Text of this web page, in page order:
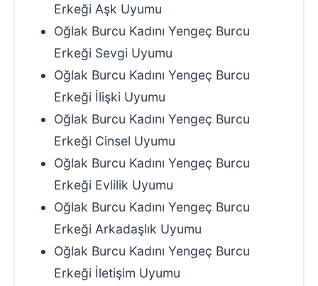
Erkeği Aşk Uyumu
Oğlak Burcu Kadını Yengeç Burcu
Erkeği Sevgi Uyumu
Oğlak Burcu Kadını Yengeç Burcu
Erkeği İlişki Uyumu
Oğlak Burcu Kadını Yengeç Burcu
Erkeği Cinsel Uyumu
Oğlak Burcu Kadını Yengeç Burcu
Erkeği Evlilik Uyumu
Oğlak Burcu Kadını Yengeç Burcu
Erkeği Arkadaşlık Uyumu
Oğlak Burcu Kadını Yengeç Burcu
Erkeği İletişim Uyumu